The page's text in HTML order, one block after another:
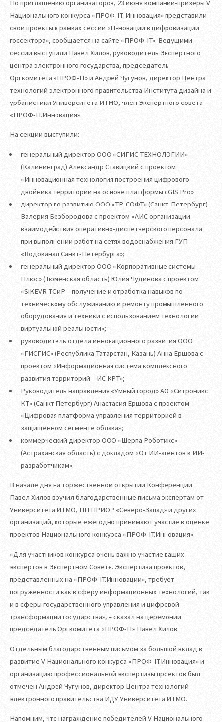
По приглашению организаторов, 23 июня компании-призёры V
Национального конкурса «ПРОФ-IT. Инновация» представили
свои проекты в рамках сессии «IT-новации в цифровизации
госсектора», сообщается на сайте «ПРОФ-IT». Ведущими
сессии выступили Павел Хилов, руководитель Экспертного
центра электронного государства, председатель
Оргкомитета «ПРОФ-IT» и Андрей Чугунов, директор Центра
технологий электронного правительства Института дизайна и
урбанистики Университета ИТМО, член Экспертного совета
«ПРОФ-IT.Инновация».
На секции выступили:
генеральный директор ООО «СИГИС ТЕХНОЛОГИИ»
(Калининград) Александр Ставицкий с проектом
«Инновационная технология построения цифрового
двойника территории на основе платформы cGIS Pro»
директор по развитию ООО «ТР-СОФТ» (Санкт-Петербург)
Валерия Безбородова с проектом «АИС организации
взаимодействия оперативно-диспетчерского персонала
при выполнении работ на сетях водоснабжения ГУП
«Водоканал Санкт-Петербурга»;
генеральный директор ООО «Корпоративные системы
Плюс» (Тюменская область) Юлия Чудинова с проектом
«SiKEVR ТОиР – получение и отработка навыков по
техническому обслуживанию и ремонту промышленного
оборудования и техники с использованием технологии
виртуальной реальности»;
руководитель отдела инновационного развития ООО
«ГИСГИС» (Республика Татарстан, Казань) Анна Ершова с
проектом «Информационная система комплексного
развития территорий – ИС КРТ»;
Руководитель направления «Умный город» АО «Ситроникс
КТ» (Санкт Петербург) Анастасия Ершова с проектом
«Цифровая платформа управления территорией в
защищённом сегменте облака»;
коммерческий директор ООО «Шерпа Роботикс»
(Астраханская область) с докладом «От ИИ-агентов к ИИ-
разработчикам».
В начале дня на торжественном открытии Конференции
Павел Хилов вручил благодарственные письма экспертам от
Университета ИТМО, НП ПРИОР «Северо-Запад» и других
организаций, которые ежегодно принимают участие в оценке
проектов Национального конкурса «ПРОФ-IT.Инновация».
«Для участников конкурса очень важно участие ваших
экспертов в Экспертном Совете. Экспертиза проектов,
представленных на «ПРОФ-IT.Инновации», требует
погруженности как в сферу информационных технологий, так
и в сферы государственного управления и цифровой
трансформации государства», – сказал на церемонии
председатель Оргкомитета «ПРОФ-IT» Павел Хилов.
Отдельным благодарственным письмом за большой вклад в
развитие V Национального конкурса «ПРОФ-IT.Инновация» и
организацию профессиональной экспертизы проектов был
отмечен Андрей Чугунов, директор Центра технологий
электронного правительства ИДУ Университета ИТМО.
Напомним, что награждение победителей V Национального